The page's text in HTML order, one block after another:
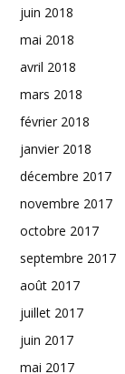
juin 2018
mai 2018
avril 2018
mars 2018
février 2018
janvier 2018
décembre 2017
novembre 2017
octobre 2017
septembre 2017
août 2017
juillet 2017
juin 2017
mai 2017